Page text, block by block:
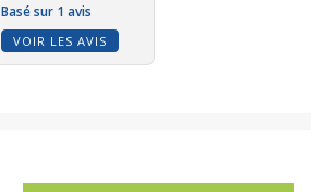
Basé sur 1 avis
VOIR LES AVIS